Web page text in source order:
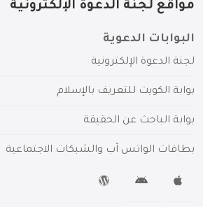
مواقع لجنة الدعوة الإلكترونية
البوابات الدعوية
لجنة الدعوة الإلكترونية
بوابة الكويت للتعريف بالإسلام
بوابة الباحث عن الحقيقة
بطاقات الواتس آب والشبكات الاجتماعية